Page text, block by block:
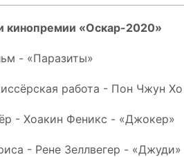
кинопремии «Оскар-2020»
- «Паразиты»
работа - Пон Чжун
- Хоакин Феникс - «Джокер»
- Рене Зеллвегер - «Джуди»